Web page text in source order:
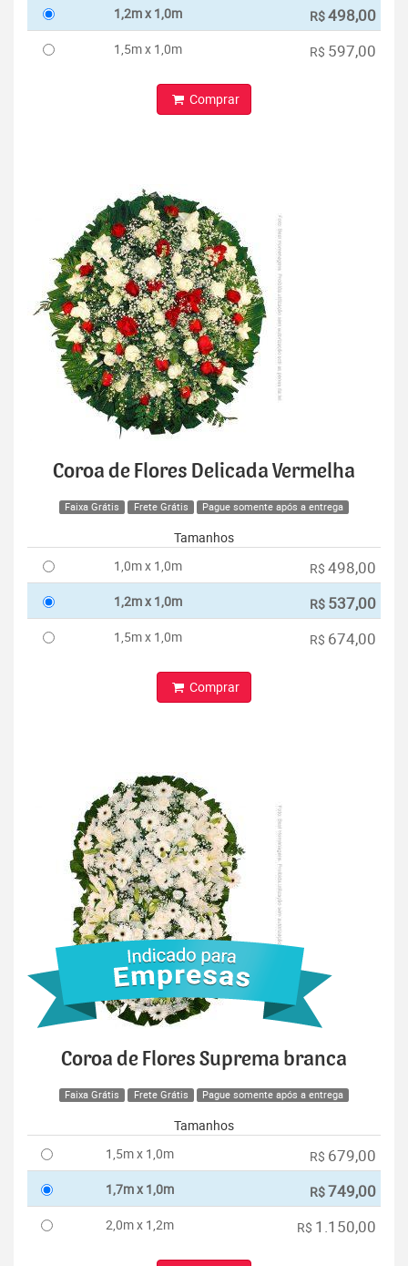
1,2m x 1,0m R$498,00
1,5m x 1,0m R$ 597,00
Comprar
Coroa de Flores Delicada Vermelha
Faixa Grátis Frete Grátis Pague somente após a entrega
Tamanhos
1,0m x 1,0m
R$ 498,00
1,2m x 1,0m R$ 537,00
1,5m x 1,0m R$ 674,00
Comprar
Coroa de Flores Suprema branca
Faixa Grátis Frete Grátis Pague somente após a entrega
Tamanhos
1,5m x 1,0m
R$ 679,00
1,7m x 1,0m R$749,00
2,0m x 1,2m R$ 1.150,00